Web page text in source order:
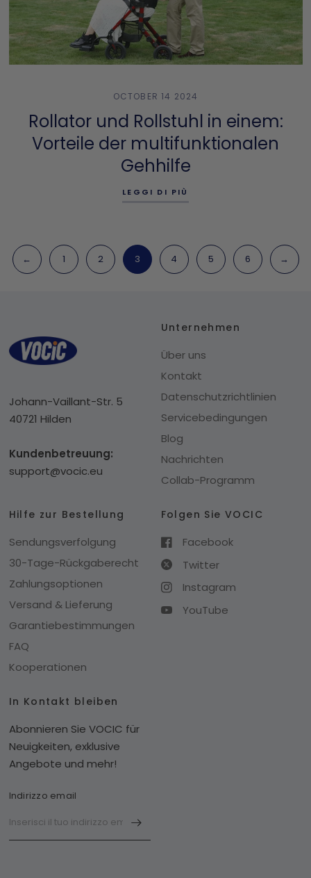
OCTOBER 14 2024
Rollator und Rollstuhl in einem:
Vorteile der multifunktionalen
Gehhilfe
LEGGI DI PIÙ
← 1 2 3 4 5 6 →
Johann-Vaillant-Str. 5
40721 Hilden
Kundenbetreuung:
support@vocic.eu
Unternehmen
Über uns
Kontakt
Datenschutzrichtlinien
Servicebedingungen
Blog
Nachrichten
Collab-Programm
Hilfe zur Bestellung
Sendungsverfolgung
30-Tage-Rückgaberecht
Zahlungsoptionen
Versand & Lieferung
Garantiebestimmungen
FAQ
Kooperationen
Folgen Sie VOCIC
Facebook
Twitter
Instagram
YouTube
In Kontakt bleiben
Abonnieren Sie VOCIC für
Neuigkeiten, exklusive
Angebote und mehr!
Indirizzo email